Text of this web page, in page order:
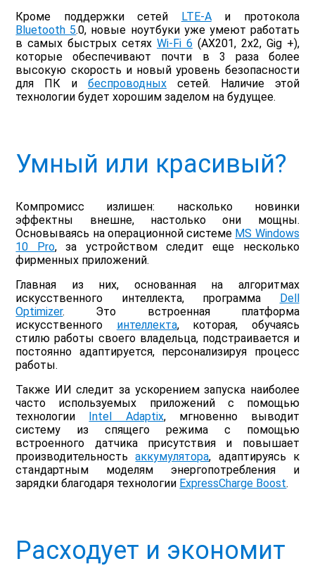
Кроме поддержки сетей
LTE-Aи протокола
Bluetooth 5.0, новые ноутбуки уже умеют работать
в самых быстрых сетяхWi-Fi 6 (AX201, 2x2, Gig +),
которые обеспечивают почти в 3 раза более
высокую скорость и новый уровень безопасности
для ПК и беспроводных сетей. Наличие этой
технологии будет хорошим заделом на будущее.
Умный или красивый?
Компромисс излишен: насколько новинки
эффектны внешне, настолько они мощны.
Основываясь на операционной системе MS Windows
10 Pro, за устройством следит еще несколько
фирменных приложений.
Главная из них, основанная на алгоритмах
искусственного интеллекта, программа
Dell
Optimizer. Это встроенная платформа
искусственного интеллекта, которая, обучаясь
стилю работы своего владельца, подстраивается и
постоянно адаптируется, персонализируя процесс
работы.
Также ИИ следит за ускорением запуска наиболее
часто используемых приложений с помощью
технологии
Intel Adaptix, мгновенно выводит
систему из спящего режима с помощью
встроенного датчика присутствия и повышает
производительностьаккумулятора, адаптируясь к
стандартным моделям энергопотребления и
зарядки благодаря технологии ExpressCharge Boost.
Расходует и экономит